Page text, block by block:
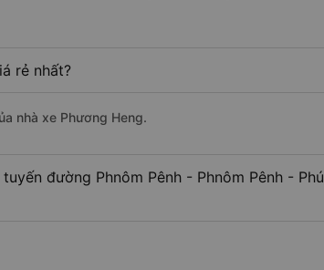
rẻ nhất?
nhà xe Phương Heng.
đường Phnôm Pênh - Phnôm Pênh - Phú